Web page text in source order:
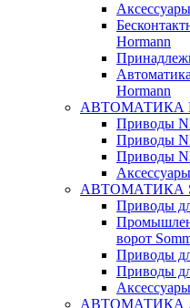
Hormann
Hormann
АВТОМАТИКА
Приводы
Приводы
Приводы
АВТОМАТИКА
Приводы
ворот
Приводы
Приводы
АВТОМАТИКА